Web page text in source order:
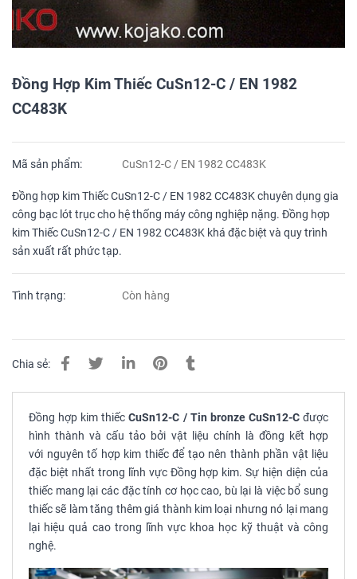
Đồng Hợp Kim Thiếc CuSn12-C / EN 1982
CC483K
Mã sản phẩm: CuSn12-C / EN 1982 CC483K
Đồng hợp kim Thiếc CuSn12-C / EN 1982 CC483K chuyên dụng gia
công bạc lót trục cho hệ thống máy công nghiệp nặng. Đồng hợp
kim Thiếc CuSn12-C / EN 1982 CC483K khá đặc biệt và quy trình
sản xuất rất phức tạp.
Tình trạng: Còn hàng
Chia sẻ:
Đồng hợp kim thiếcCuSn12-C / Tin bronze CuSn12-Cđược
hình thành và cấu tảo bởi vật liệu chính là đồng kết hợp
với nguyên tố hợp kim thiếc để tạo nên thành phần vật liệu
đặc biệt nhất trong lĩnh vực Đồng hợp kim. Sự hiện diện của
thiếc mang lại các đặc tính cơ học cao, bù lại là việc bổ sung
thiếc sẽ làm tăng thêm giá thành kim loại nhưng nó lại mang
lại hiệu quả cao trong lĩnh vực khoa học kỹ thuật và công
nghệ.